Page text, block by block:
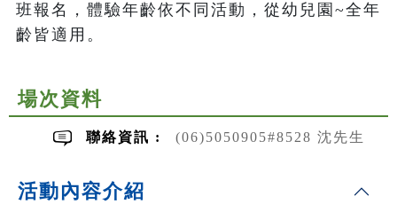
班報名，體驗年齡依不同活動，從幼兒園~全年
齡皆適用。
場次資料
聯絡資訊 : (06)5050905#8528 沈先生
活動內容介紹